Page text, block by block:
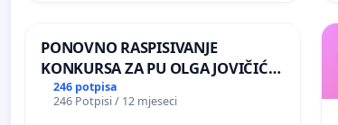
PONOVNO RASPISIVANJE
KONKURSA ZA PU OLGA JOVIČIĆ
RITA KRALJEVO
246 potpisa
246 Potpisi / 12 mjeseci